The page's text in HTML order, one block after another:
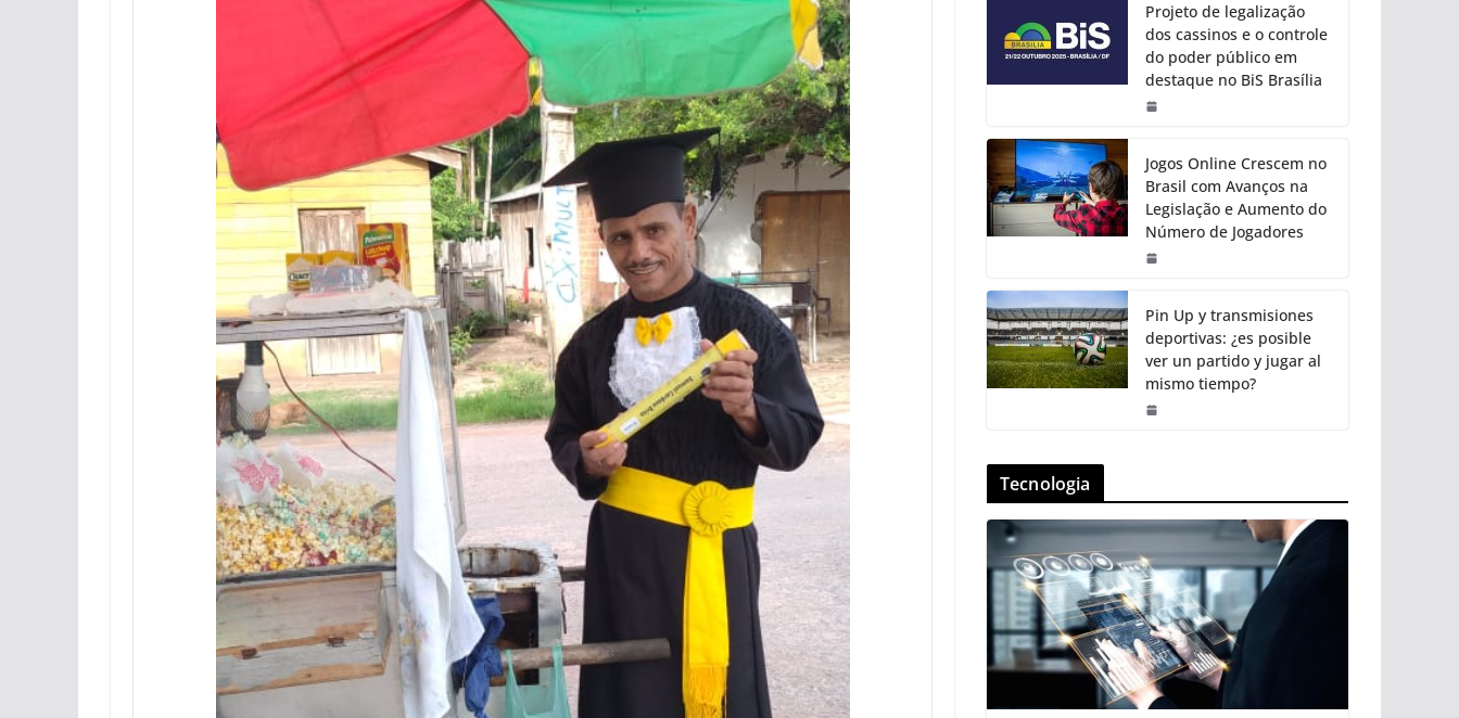
Projeto de legalização
dos cassinos e o controle
do poder público em
destaque no BiS Brasília
Jogos Online Crescem no
Brasil com Avanços na
Legislação e Aumento do
Número de Jogadores
Pin Up y transmisiones
deportivas: ¿es posible
ver un partido y jugar al
mismo tiempo?
Tecnologia